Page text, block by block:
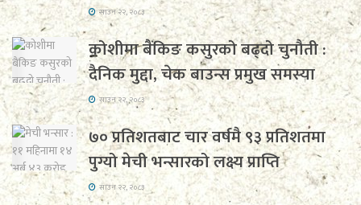
साउन २२, २०८३
कोशीमा बैंकिङ कसुरको बढ्दो चुनौती :
दैनिक मुद्दा, चेक बाउन्स प्रमुख समस्या
साउन २२, २०८३
७० प्रतिशतबाट चार वर्षमै ९३ प्रतिशतमा
पुग्यो मेची भन्सारको लक्ष्य प्राप्ति
साउन २२, २०८३